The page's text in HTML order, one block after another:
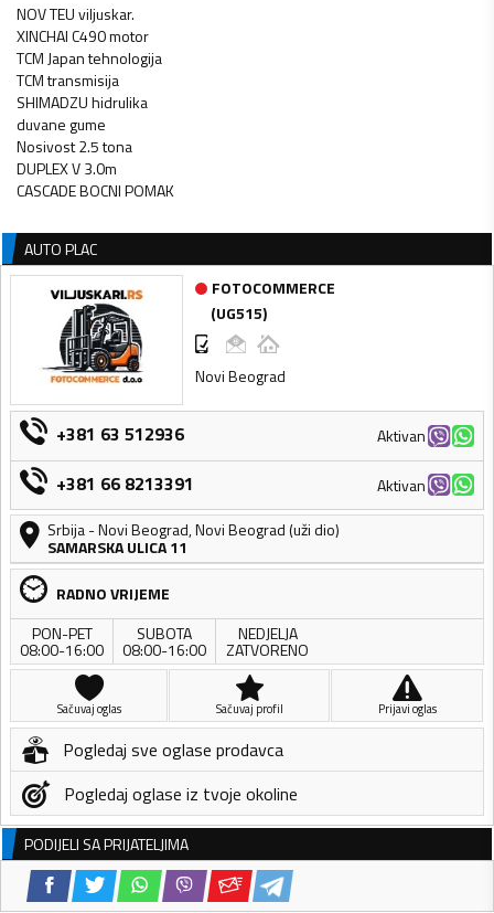
NOV TEU viljuskar.
XINCHAI C490 motor
TCM Japan tehnologija
TCM transmisija
SHIMADZU hidrulika
duvane gume
Nosivost 2.5 tona
DUPLEX V 3.0m
CASCADE BOCNI POMAK
AUTO PLAC
FOTOCOMMERCE
(UG515)
Novi Beograd
+381 63 512936 Aktivan
+381 66 8213391
Aktivan
Srbija-Novi Beograd,Novi Beograd (uži dio)
SAMARSKA ULICA 11
RADNO VRIJEME
PON-PET
08:00-16:00
SUBOTA
08:00-16:00
NEDJELJA
ZATVORENO
Sačuvaj oglas Sačuvaj profil Prijavi oglas
Pogledaj sve oglase prodavca
Pogledaj oglase iz tvoje okoline
PODIJELI SA PRIJATELJIMA